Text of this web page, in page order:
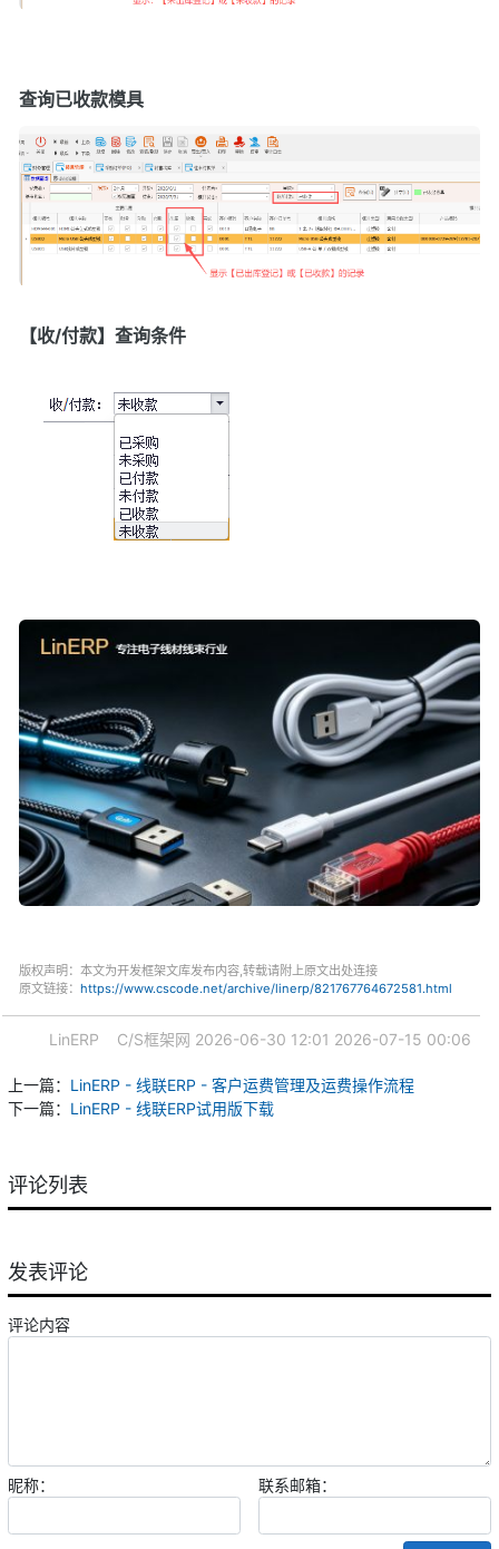
查询已收款模具
【收/付款】查询条件
版权声明：本文为开发框架文库发布内容,转载请附上原文出处连接
原文链接： https://www.cscode.net/archive/linerp/821767764672581.html
LinERP C/S框架网 2026-06-30 12:01 2026-07-15 00:06
上一篇： LinERP - 线联ERP - 客户运费管理及运费操作流程
下一篇： LinERP - 线联ERP试用版下载
评论列表
发表评论
评论内容
昵称： 联系邮箱：